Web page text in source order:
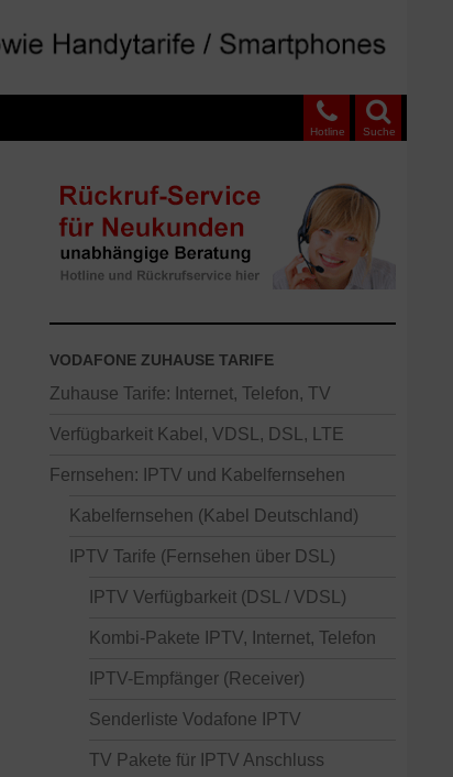
Suche
Hotline
VODAFONE ZUHAUSE TARIFE
Zuhause Tarife: Internet, Telefon, TV
Verfügbarkeit Kabel, VDSL, DSL, LTE
Fernsehen: IPTV und Kabelfernsehen
Kabelfernsehen (Kabel Deutschland)
IPTV Tarife (Fernsehen über DSL)
IPTV Verfügbarkeit (DSL / VDSL)
Kombi-Pakete IPTV, Internet, Telefon
IPTV-Empfänger (Receiver)
Senderliste Vodafone IPTV
TV Pakete für IPTV Anschluss